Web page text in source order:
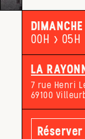
00H > 05H
LA
7 rue Henri
69100
Réserver